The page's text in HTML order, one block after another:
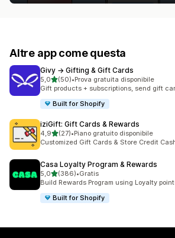
Altre app come questa
Givy → Gifting & Gift Cards
5,0stelle su 5
(50)
50 recensioni totali
•Prova gratuita disponibile
Gift products + subscriptions, send gift
Built for Shopify
iziGift: Gift Cards & Rewards
4,9stelle su 5
(27)
27 recensioni totali
•Piano gratuito disponibile
Customized Gift Cards & Store Credit
Casa Loyalty Program & Rewards
5,0stelle su 5
(386)
386 recensioni totali
•Gratis
Build Rewards Program using Loyalty
Built for Shopify